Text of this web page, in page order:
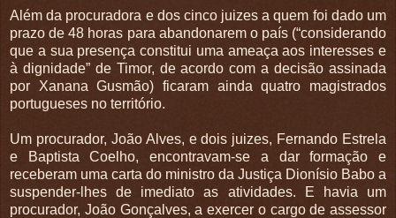
Além da procuradora e dos cinco juizes a quem foi dado um
prazo de 48 horas para abandonarem o país (“considerando
que a sua presença constitui uma ameaça aos interesses e
à dignidade” de Timor, de acordo com a decisão assinada
por Xanana Gusmão) ficaram ainda quatro magistrados
portugueses no território.
Um procurador, João Alves, e dois juizes, Fernando Estrela
e Baptista Coelho, encontravam-se a dar formação e
receberam uma carta do ministro da Justiça Dionísio Babo a
suspender-lhes de imediato as atividades. E havia um
procurador, João Gonçalves, a exercer o cargo de assessor